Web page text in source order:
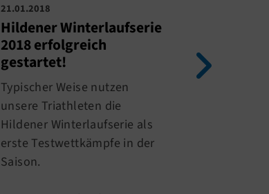
21.01.2018
Hildener Winterlaufserie
2018 erfolgreich
gestartet!
Typischer Weise nutzen
unsere Triathleten die
Hildener Winterlaufserie als
erste Testwettkämpfe in der
Saison.
Um das
auszuweiten